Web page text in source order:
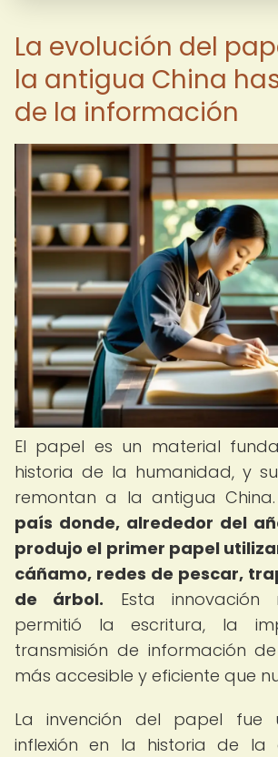
La evolución del
la antigua China
de la información
El papel es un material
historia de la humanidad, y
remontan a la antigua China.
país donde, alrededor del
produjo el primer papel
cáñamo, redes de pescar,
de árbol. Esta innovación
permitió la escritura, la
transmisión de información
más accesible y eficiente que
La invención del papel fue
inflexión en la historia de la